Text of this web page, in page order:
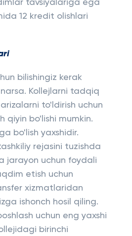
tavsiyalariga ega
12 kredit olishlari
bilishingiz kerak
Kollejlarni tadqiq
to'ldirish uchun
qiyin bo'lishi mumkin.
bo'lish yaxshidir.
rejasini tuzishda
jarayon uchun foydali
etish uchun
xizmatlaridan
ishonch hosil qiling.
uchun eng yaxshi
birinchi